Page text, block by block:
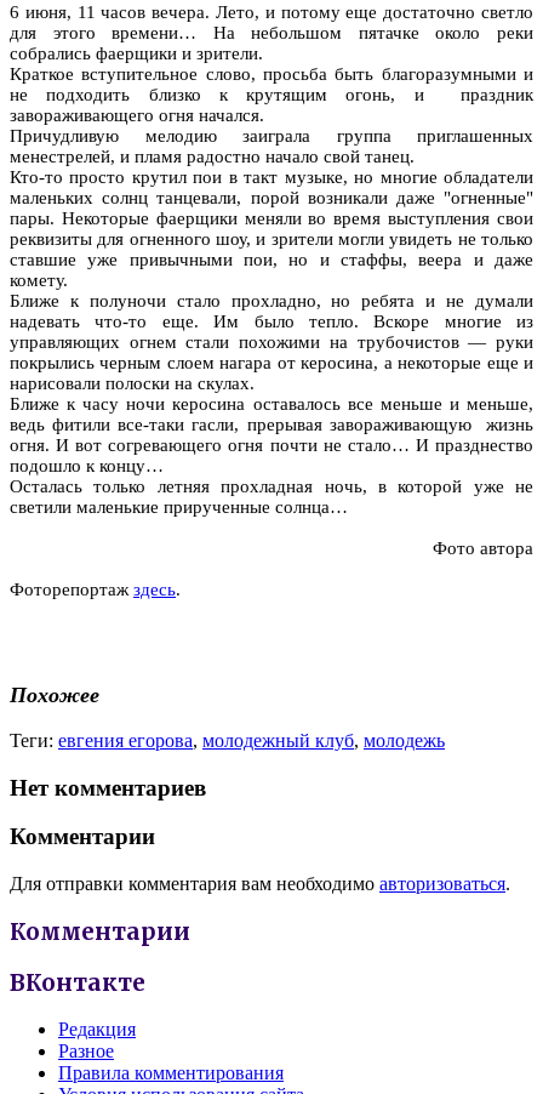
6 июня, 11 часов вечера. Лето, и потому еще достаточно светло
для этого времени… На небольшом пятачке около реки
собрались фаерщики и зрители.
Краткое вступительное слово, просьба быть благоразумными и
не подходить близко к крутящим огонь, и праздник
завораживающего огня начался.
Причудливую мелодию заиграла группа приглашенных
менестрелей, и пламя радостно начало свой танец.
Кто-то просто крутил пои в такт музыке, но многие обладатели
маленьких солнц танцевали, порой возникали даже "огненные"
пары. Некоторые фаерщики меняли во время выступления свои
реквизиты для огненного шоу, и зрители могли увидеть не только
ставшие уже привычными пои, но и стаффы, веера и даже
комету.
Ближе к полуночи стало прохладно, но ребята и не думали
надевать что-то еще. Им было тепло. Вскоре многие из
управляющих огнем стали похожими на трубочистов — руки
покрылись черным слоем нагара от керосина, а некоторые еще и
нарисовали полоски на скулах.
Ближе к часу ночи керосина оставалось все меньше и меньше,
ведь фитили все-таки гасли, прерывая завораживающую жизнь
огня. И вот согревающего огня почти не стало… И празднество
подошло к концу…
Осталась только летняя прохладная ночь, в которой уже не
светили маленькие прирученные солнца…
Фото автора
Фоторепортаж здесь.
Похожее
Теги: евгения егорова, молодежный клуб, молодежь
Нет комментариев
Комментарии
Для отправки комментария вам необходимо авторизоваться.
Комментарии
ВКонтакте
Редакция
Разное
Правила комментирования